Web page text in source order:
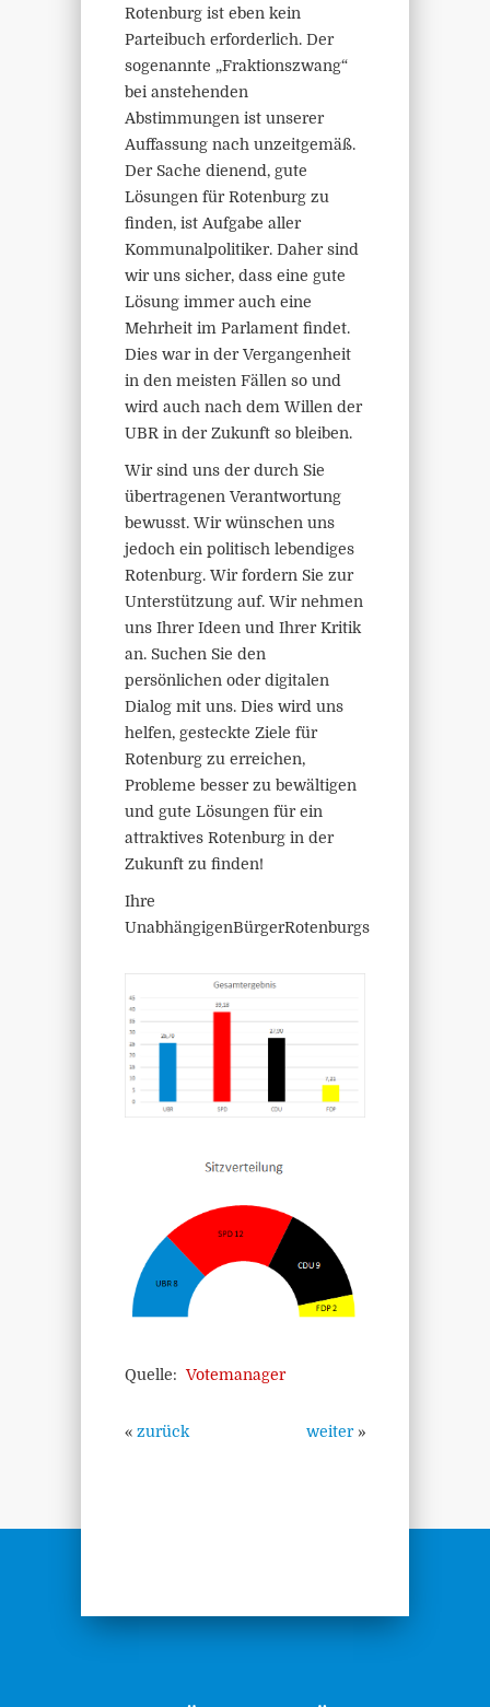
Rotenburg ist eben kein
Parteibuch erforderlich. Der
sogenannte „Fraktionszwang“
bei anstehenden
Abstimmungen ist unserer
Auffassung nach unzeitgemäß.
Der Sache dienend, gute
Lösungen für Rotenburg zu
finden, ist Aufgabe aller
Kommunalpolitiker. Daher sind
wir uns sicher, dass eine gute
Lösung immer auch eine
Mehrheit im Parlament findet.
Dies war in der Vergangenheit
in den meisten Fällen so und
wird auch nach dem Willen der
UBR in der Zukunft so bleiben.
Wir sind uns der durch Sie
übertragenen Verantwortung
bewusst. Wir wünschen uns
jedoch ein politisch lebendiges
Rotenburg. Wir fordern Sie zur
Unterstützung auf. Wir nehmen
uns Ihrer Ideen und Ihrer Kritik
an. Suchen Sie den
persönlichen oder digitalen
Dialog mit uns. Dies wird uns
helfen, gesteckte Ziele für
Rotenburg zu erreichen,
Probleme besser zu bewältigen
und gute Lösungen für ein
attraktives Rotenburg in der
Zukunft zu finden!
Ihre
UnabhängigenBürgerRotenburgs
Quelle: Votemanager
« zurück weiter»